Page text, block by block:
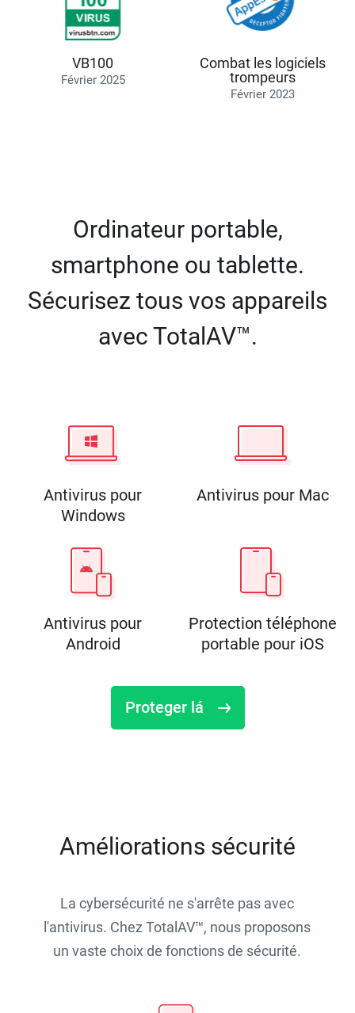
VB100
Février 2025
Combat les logiciels
trompeurs
Février 2023
Ordinateur portable,
smartphone ou tablette.
Sécurisez tous vos appareils
avec TotalAV™.
Antivirus pour
Windows
Antivirus pour Mac
Antivirus pour
Android
Protection téléphone
portable pour iOS
Proteger lá
Améliorations sécurité
La cybersécurité ne s'arrête pas avec
l'antivirus. Chez TotalAV™, nous proposons
un vaste choix de fonctions de sécurité.